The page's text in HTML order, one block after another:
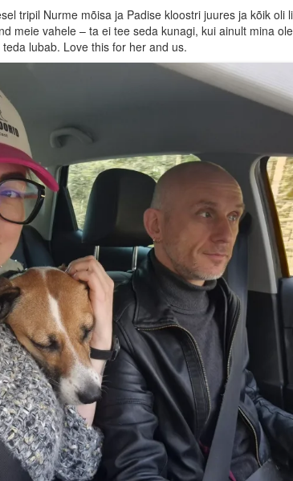
tripil Nurme mõisa ja Padise kloostri juures ja kõik oli
meie vahele – ta ei tee seda kunagi, kui ainult mina
lubab. Love this for her and us.